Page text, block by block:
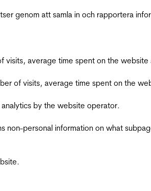
genom att samla in och rapportera
average time spent on the
of visits, average time spent on the
by the website operator.
non-personal information on what